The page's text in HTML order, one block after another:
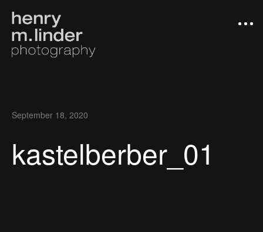
September 18, 2020
kastelberber_01